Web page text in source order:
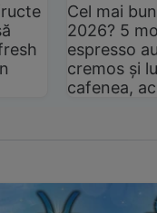
Cel mai
2026? 5
espresso
cremos și
cafenea,